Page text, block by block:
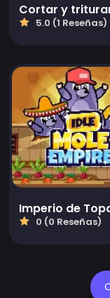
5.0 (1 Reseñas)
0 (0 Reseñas)